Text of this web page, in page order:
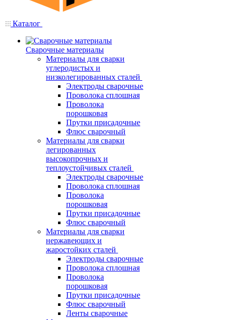
Каталог
Сварочные материалы
Материалы для сварки
углеродистых и
низколегированных сталей
Электроды сварочные
Проволока сплошная
Проволока
порошковая
Прутки присадочные
Флюс сварочный
Материалы для сварки
легированных
высокопрочных и
теплоустойчивых сталей
Электроды сварочные
Проволока сплошная
Проволока
порошковая
Прутки присадочные
Флюс сварочный
Материалы для сварки
нержавеющих и
жаростойких сталей
Электроды сварочные
Проволока сплошная
Проволока
порошковая
Прутки присадочные
Флюс сварочный
Ленты сварочные